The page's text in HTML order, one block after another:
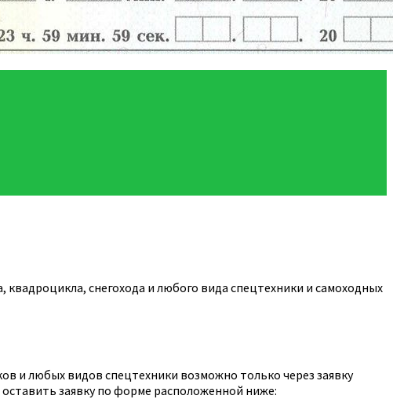
снегохода и любого вида спецтехники и самоходных
и любых видов спецтехники возможно только через заявку
заявку по форме расположенной ниже: